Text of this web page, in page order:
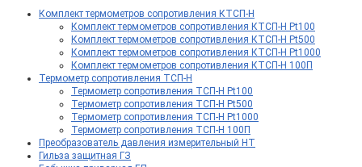
Комплект термометров сопротивления КТСП-Н
Комплект термометров сопротивления КТСП-Н Pt100
Комплект термометров сопротивления КТСП-Н Pt500
Комплект термометров сопротивления КТСП-Н Pt1000
Комплект термометров сопротивления КТСП-Н 100П
Термометр сопротивления ТСП-Н
Термометр сопротивления ТСП-Н Pt100
Термометр сопротивления ТСП-Н Pt500
Термометр сопротивления ТСП-Н Pt1000
Термометр сопротивления ТСП-Н 100П
Преобразователь давления измерительный НТ
Гильза защитная ГЗ